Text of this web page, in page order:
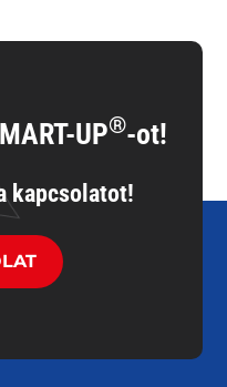
UP®-ot!
kapcsolatot!